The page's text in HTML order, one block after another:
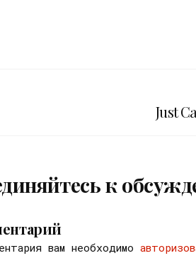
Just
к
вам необходимо